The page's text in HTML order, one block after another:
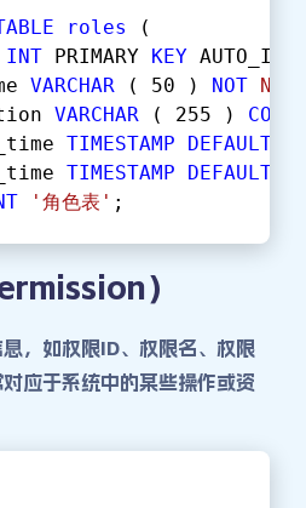
roles
(
INT PRIMARY KEY
VARCHAR ( 50 ) NOT
VARCHAR ( 255 )
TIMESTAMP DEFAULT
TIMESTAMP DEFAULT
'角色表' ;
）
，如权限ID、权限名、权限
应于系统中的某些操作或资